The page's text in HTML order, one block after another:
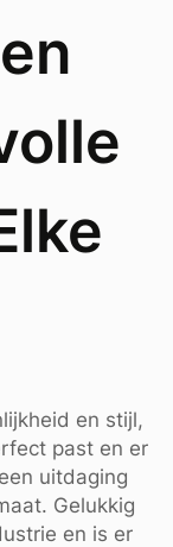
en stijl,
past en er
uitdaging
Gelukkig
en is er